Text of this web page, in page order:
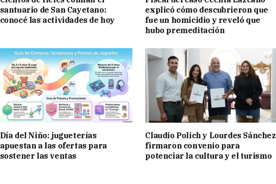
santuario de San Cayetano:
conocé las actividades de hoy
explicó cómo descubrieron que
fue un homicidio y reveló que
hubo premeditación
Día del Niño: jugueterías
apuestan a las ofertas para
sostener las ventas
Claudio Polich y Lourdes Sánchez
firmaron convenio para
potenciar la cultura y el turismo